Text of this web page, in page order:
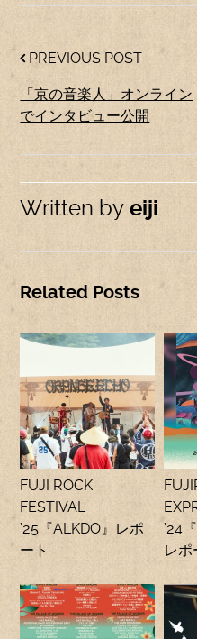
PREVIOUS POST
「京の音楽人」オンライン
でインタビュー公開
Written by eiji
Related Posts
FUJI ROCK
FESTIVAL
’25『ALKDO』レポ
ート
’24
レポ